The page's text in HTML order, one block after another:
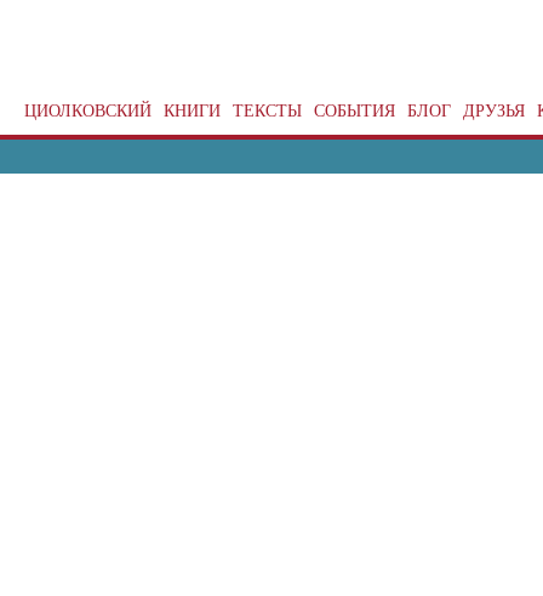
ЦИОЛКОВСКИЙ КНИГИ ТЕКСТЫ СОБЫТИЯ БЛОГ ДРУЗЬЯ